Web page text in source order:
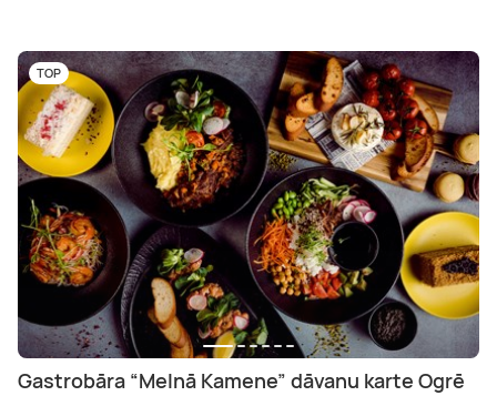
TOP
Gastrobāra “Melnā Kamene” dāvanu karte Ogrē